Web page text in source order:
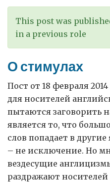
мифами:
1914
Revisited
This post was
in a previous role
О стимулах
Пост от 18 февраля
для носителей
пытаются заговорить
является то, что
слов попадает в
– не исключение. Но
вездесущие
раздражают носителей